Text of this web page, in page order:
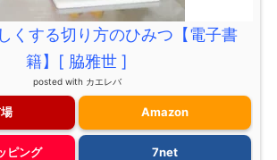
くする切り方のひみつ【電子書
籍】[ 脇雅世 ]
posted with カエレバ
Amazon
ピング 7net